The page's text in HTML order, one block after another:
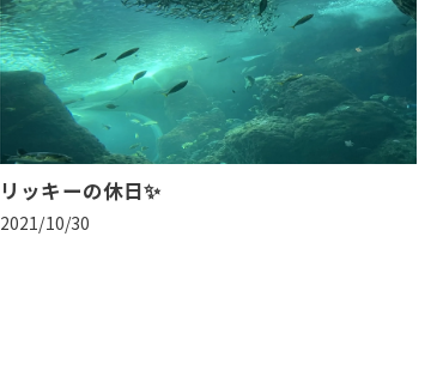
リッキーの休日✨
2021/10/30